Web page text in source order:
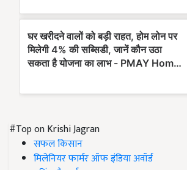
#Top on Krishi Jagran
सफल किसान
मिलेनियर फार्मर ऑफ इंडिया अवॉर्ड